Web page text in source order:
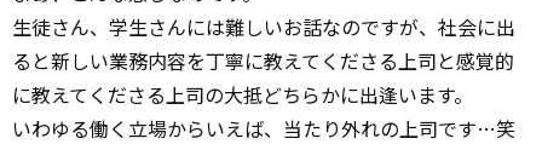
生徒さん、学生さんには難しいお話なのですが、社会に出
ると新しい業務内容を丁寧に教えてくださる上司と感覚的
に教えてくださる上司の大抵どちらかに出逢います。
いわゆる働く立場からいえば、当たり外れの上司です…笑